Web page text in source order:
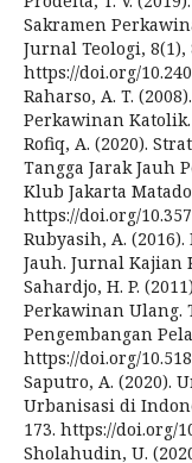
Sakramen
Jurnal Teologi, 8(1),
https://doi.org/
Raharso, A. T.
Perkawinan Katolik.
Rofiq, A. (2020).
Tangga Jarak Jauh
Klub Jakarta
https://doi.org/
Rubyasih, A.
Jauh. Jurnal Kajian
Sahardjo, H. P.
Perkawinan Ulang.
Pengembangan
https://doi.org/
Saputro, A. (2020).
Urbanisasi di
173. https://doi.org/
Sholahudin, U.